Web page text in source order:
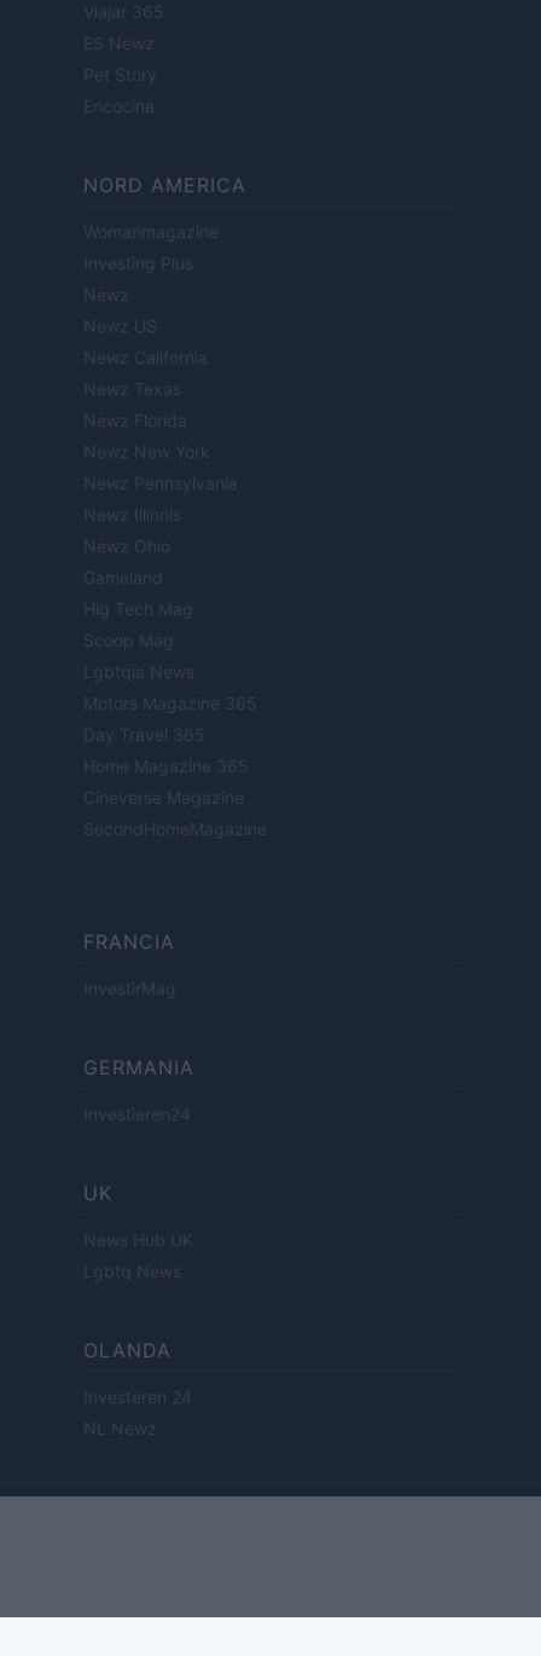
Viajar 365
ES Newz
Pet Story
Encocina
NORD AMERICA
Womanmagazine
Investing Plus
Newz
Newz US
Newz California
Newz Texas
Newz Florida
Newz New York
Newz Pennsylvania
Newz Illinois
Newz Ohio
Gameland
Hig Tech Mag
Scoop Mag
Lgbtqia News
Motors Magazine 365
Day Travel 365
Home Magazine 365
Cineverse Magazine
SecondHomeMagazine
FRANCIA
InvestirMag
GERMANIA
Investieren24
UK
News Hub UK
Lgbtq News
OLANDA
Investeren 24
NL Newz